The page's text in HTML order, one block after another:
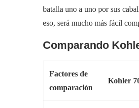
batalla uno a uno por sus
eso, será mucho más fácil
Comparando
Factores de
comparación
Kohler